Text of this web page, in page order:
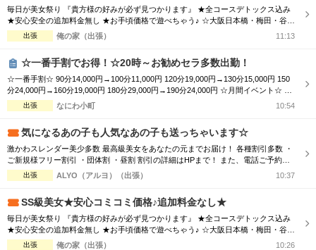
毎日が美女祭り 『貴方様の好みが必ず見つかります』 ★全コースデトックス込み
★安心安全の追加料金無し ★お手頃価格で遊べちゃう♪ ☆大阪日本橋・梅田・谷
九・天王寺エリア ☆朝10時～翌朝6時まで営業中♀ ☆大阪全域出張対応♪ ☆毎日18
時～大阪市内交通費無料♪ ホテルで♪ご自宅で♪ 厳選された可愛いセラピストと 素
出張 俺の家（出張） 11:13
☆一番手割でお得！☆20時～お勧めセラ多数出勤！
☆一番手割☆ 90分14,000円→100分11,000円 120分19,000円→130分15,000円 150
分24,000円→160分19,000円 180分29,000円→190分24,000円 ☆月間イベント☆ 90
分14,000円→11,000円 120分19,000円→15,000円 150分24,000円→19,000円 180分
29,000円→24,000円 ☆オプション☆ ...
出張 なにわ小町 10:54
気になるあの子も人気なあの子も送っちゃいます☆
激かわスレンダー美少多数 最高級美女をあなたの元までお届け！ 各種割引多数 ・
ご新規様フリー割引 ・団体割 ・昼割 割引の詳細はHPまで！ また、電話ご予約を
優先させて頂きますので、 ご予約の際はお電話をオススメ致します！ ご了承下さ
いませ☆
出張 ALYO（アルヨ）（出張） 10:37
SS級美女★安心コミコミ価格♪追加料金なし★
毎日が美女祭り 『貴方様の好みが必ず見つかります』 ★全コースデトックス込み
★安心安全の追加料金無し ★お手頃価格で遊べちゃう♪ ☆大阪日本橋・梅田・谷
九・天王寺エリア ☆朝10時～翌朝6時まで営業中♀ ☆大阪全域出張対応♪ ☆毎日18
出張 俺の家（出張） 10:26